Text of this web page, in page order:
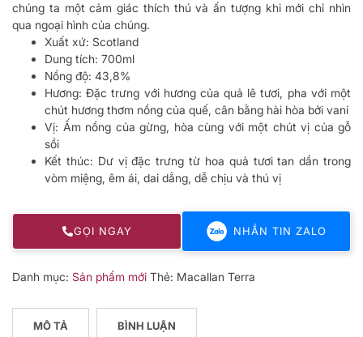
chúng ta một cảm giác thích thú và ấn tượng khi mới chỉ nhìn
qua ngoại hình của chúng.
Xuất xứ: Scotland
Dung tích: 700ml
Nồng độ: 43,8%
Hương: Đặc trưng với hương của quả lê tươi, pha với một
chút hương thơm nồng của quế, cân bằng hài hòa bởi vani
Vị: Ấm nồng của gừng, hòa cùng với một chút vị của gỗ
sồi
Kết thúc: Dư vị đặc trưng từ hoa quả tươi tan dần trong
vòm miệng, êm ái, dai dẳng, dễ chịu và thú vị
GỌI NGAY NHẮN TIN ZALO
Danh mục: Sản phẩm mới Thẻ: Macallan Terra
MÔ TẢ BÌNH LUẬN